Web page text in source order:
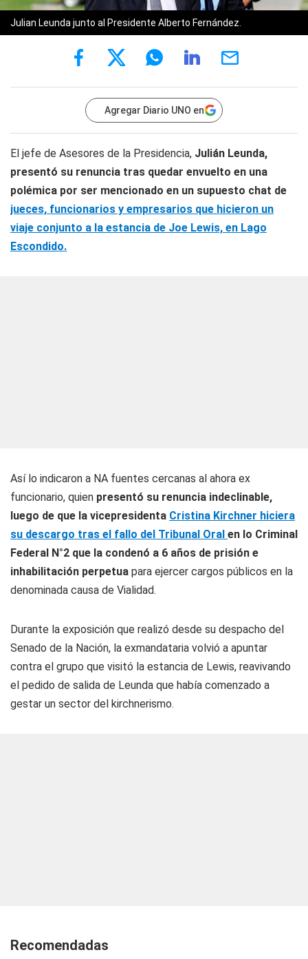
Julian Leunda junto al Presidente Alberto Fernández.
Agregar Diario UNO en
El jefe de Asesores de la Presidencia, Julián Leunda,
presentó su renuncia tras quedar envuelto en una
polémica por ser mencionado en un supuesto chat de
jueces, funcionarios y empresarios que hicieron un
viaje conjunto a la estancia de Joe Lewis, en Lago
Escondido.
Así lo indicaron a NA fuentes cercanas al ahora ex
funcionario, quien presentó su renuncia indeclinable,
luego de que la vicepresidenta Cristina Kirchner hiciera
su descargo tras el fallo del Tribunal Oral en lo Criminal
Federal N°2 que la condenó a 6 años de prisión e
inhabilitación perpetua para ejercer cargos públicos en la
denominada causa de Vialidad.
Durante la exposición que realizó desde su despacho del
Senado de la Nación, la exmandataria volvió a apuntar
contra el grupo que visitó la estancia de Lewis, reavivando
el pedido de salida de Leunda que había comenzado a
gestar un sector del kirchnerismo.
Recomendadas